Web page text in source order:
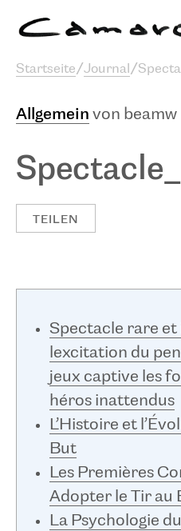
Alexander Camaro
Publikationen
Journal
Startseite/Journal /
Allgemein von beamw
TEILEN
Spectacle rare et
lexcitation du
jeux captive les
héros inattendus
L’Histoire et
But
Les Premières
Adopter le Tir au
La Psychologie